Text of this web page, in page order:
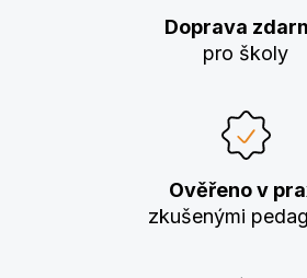
Doprava
pro školy
Ověřeno v
zkušenými